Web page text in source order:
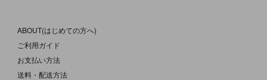
ABOUT(はじめての方へ)
ご利用ガイド
お支払い方法
送料・配送方法